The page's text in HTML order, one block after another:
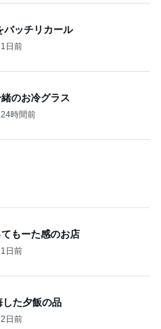
で元祖くず餅
1日前
かず過ごす夏
9時間前
入れすぎ注意
1日前